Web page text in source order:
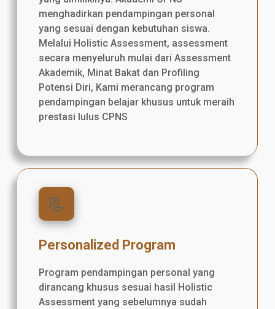
menghadirkan pendampingan personal
yang sesuai dengan kebutuhan siswa.
Melalui Holistic Assessment, assessment
secara menyeluruh mulai dari Assessment
Akademik, Minat Bakat dan Profiling
Potensi Diri, Kami merancang program
pendampingan belajar khusus untuk meraih
prestasi lulus CPNS
📃
Personalized Program
Program pendampingan personal yang
dirancang khusus sesuai hasil Holistic
Assessment yang sebelumnya sudah